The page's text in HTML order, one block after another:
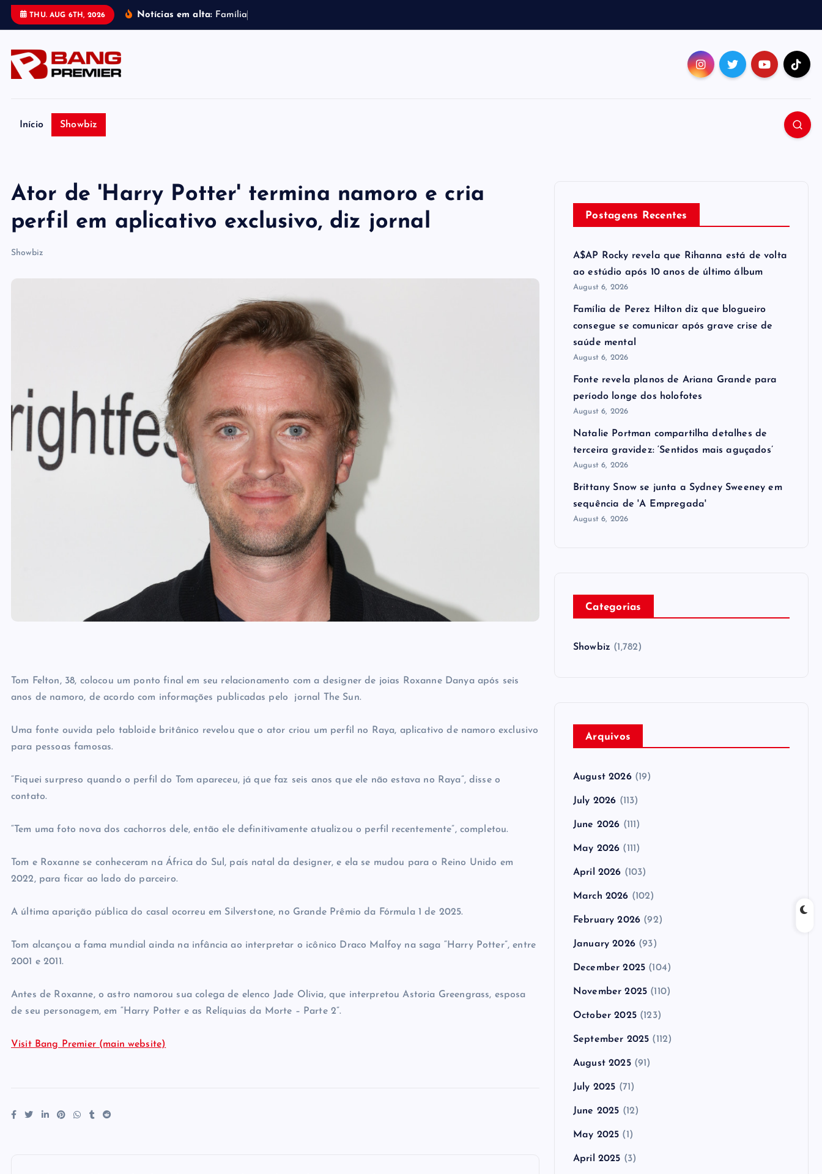
THU. AUG 6TH, 2026 Notícias em alta: Famí ia
Início Showbiz
Ator de 'Harry Potter' termina namoro e cria
perfil em aplicativo exclusivo, diz jornal
Showbiz
Tom Felton, 38, colocou um ponto final em seu relacionamento com a designer de joias Roxanne Danya após seis
anos de namoro, de acordo com informações publicadas pelo jornal The Sun.
Uma fonte ouvida pelo tabloide britânico revelou que o ator criou um perfil no Raya, aplicativo de namoro exclusivo
para pessoas famosas.
“Fiquei surpreso quando o perfil do Tom apareceu, já que faz seis anos que ele não estava no Raya”, disse o
contato.
“Tem uma foto nova dos cachorros dele, então ele definitivamente atualizou o perfil recentemente”, completou.
Tom e Roxanne se conheceram na África do Sul, país natal da designer, e ela se mudou para o Reino Unido em
2022, para ficar ao lado do parceiro.
A última aparição pública do casal ocorreu em Silverstone, no Grande Prêmio da Fórmula 1 de 2025.
Tom alcançou a fama mundial ainda na infância ao interpretar o icônico Draco Malfoy na saga “Harry Potter”, entre
2001 e 2011.
Antes de Roxanne, o astro namorou sua colega de elenco Jade Olivia, que interpretou Astoria Greengrass, esposa
de seu personagem, em “Harry Potter e as Relíquias da Morte – Parte 2”.
Visit Bang Premier (main website)
Postagens Recentes
A$AP Rocky revela que Rihanna está de volta
ao estúdio após 10 anos de último álbum
August 6, 2026
Família de Perez Hilton diz que blogueiro
consegue se comunicar após grave crise de
saúde mental
August 6, 2026
Fonte revela planos de Ariana Grande para
período longe dos holofotes
August 6, 2026
Natalie Portman compartilha detalhes de
terceira gravidez: ‘Sentidos mais aguçados’
August 6, 2026
Brittany Snow se junta a Sydney Sweeney em
sequência de ​'A Empregada​'
August 6, 2026
Categorias
Showbiz (1,782)
Arquivos
August 2026(19)
July 2026 (113)
June 2026 (111)
May 2026 (111)
April 2026 (103)
March 2026 (102)
February 2026 (92)
January 2026(93)
December 2025 (104)
November 2025 (110)
October 2025(123)
September 2025 (112)
August 2025(91)
July 2025 (71)
June 2025 (12)
May 2025 (1)
April 2025 (3)